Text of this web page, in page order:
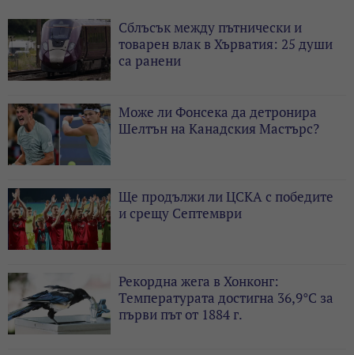
Сблъсък между пътнически и
товарен влак в Хърватия: 25 души
са ранени
Може ли Фонсека да детронира
Шелтън на Канадския Мастърс?
Ще продължи ли ЦСКА с победите
и срещу Септември
Рекордна жега в Хонконг:
Температурата достигна 36,9°C за
първи път от 1884 г.